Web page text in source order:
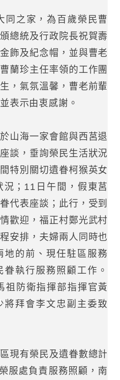
同之家，為百歲榮民曹
總統及行政院長祝賀壽
飾及紀念帽，並與曹老
蘭珍主任率領的工作團
，氣氛溫馨，曹老前輩
表示由衷感謝。
山海一家會館與西莒退
談，垂詢榮民生活狀況
特別關切遺眷柯猴英女
況；11日午間，假東莒
代表座談；此行，受到
歡迎，福正村鄭光武村
安排，夫婦兩人同時也
地的前、現任駐區服務
執行服務照顧工作。
祖防衛指揮部指揮官黃
將拜會李文忠副主委致
現有榮民及遺眷數總計
服處負責服務照顧，南